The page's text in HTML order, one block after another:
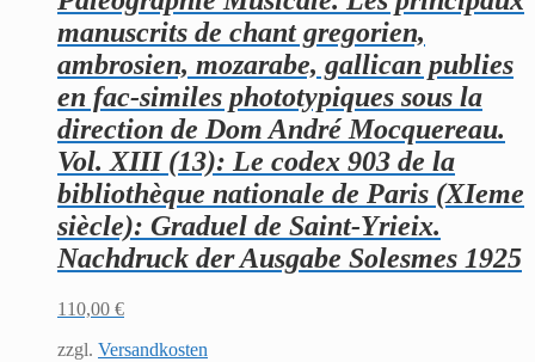
manuscrits de chant gregorien,
ambrosien, mozarabe, gallican publies
en fac-similes phototypiques sous la
direction de Dom André Mocquereau.
Vol. XIII (13): Le codex 903 de la
bibliothèque nationale de Paris (XIeme
siècle): Graduel de Saint-Yrieix.
Nachdruck der Ausgabe Solesmes 1925
110,00 €
zzgl. Versandkosten